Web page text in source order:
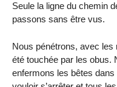
Seule la ligne du chemin
passons sans être vus.
Nous pénétrons, avec les
été touchée par les obus.
enfermons les bêtes